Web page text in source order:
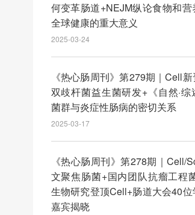
何变革肠道+NEJM纵论食物和
全球健康的重大意义
2025-03-24
《热心肠周刊》第279期｜Cell
双歧杆菌益生菌研发+《自然·综
菌群与炎症性肠病的密切关系
2025-03-17
《热心肠周刊》第278期｜Cell/
文聚焦肠菌+国内团队抗瘤工程
生物研究登顶Cell+肠道大会40
嘉宾揭晓